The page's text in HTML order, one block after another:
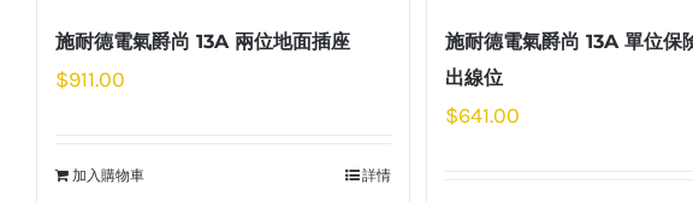
施耐德電氣爵尚 13A 兩位地面插座
$911.00
加入購物車 詳情
施耐德電氣爵尚 13A 單位保
出線位
$641.00